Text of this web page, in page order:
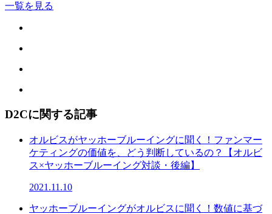
一覧を見る
D2Cに関する記事
オルビスがヤッホーブルーイングに聞く！ファンマー
ケティングの価値を、どう判断しているの？【オルビ
ス×ヤッホーブルーイング対談・後編】
2021.11.10
ヤッホーブルーイングがオルビスに聞く！数値に基づ